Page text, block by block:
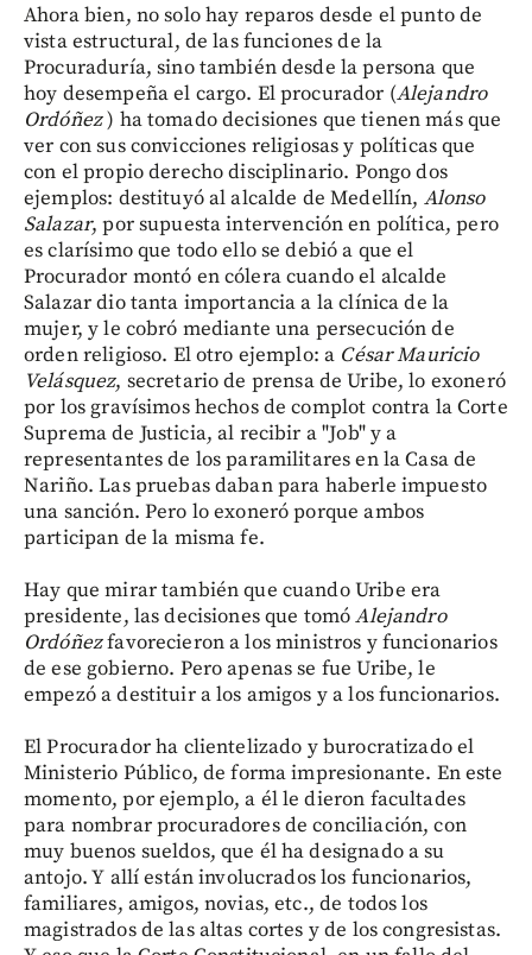
Ahora bien, no solo hay reparos desde el punto de
vista estructural, de las funciones de la
Procuraduría, sino también desde la persona que
hoy desempeña el cargo. El procurador (Alejandro
Ordóñez) ha tomado decisiones que tienen más que
ver con sus convicciones religiosas y políticas que
con el propio derecho disciplinario. Pongo dos
ejemplos: destituyó al alcalde de Medellín, Alonso
Salazar, por supuesta intervención en política, pero
es clarísimo que todo ello se debió a que el
Procurador montó en cólera cuando el alcalde
Salazar dio tanta importancia a la clínica de la
mujer, y le cobró mediante una persecución de
orden religioso. El otro ejemplo: a César Mauricio
Velásquez, secretario de prensa de Uribe, lo exoneró
por los gravísimos hechos de complot contra la Corte
Suprema de Justicia, al recibir a "Job" y a
representantes de los paramilitares en la Casa de
Nariño. Las pruebas daban para haberle impuesto
una sanción. Pero lo exoneró porque ambos
participan de la misma fe.
Hay que mirar también que cuando Uribe era
presidente, las decisiones que tomóAlejandro
Ordóñezfavorecieron a los ministros y funcionarios
de ese gobierno. Pero apenas se fue Uribe, le
empezó a destituir a los amigos y a los funcionarios.
El Procurador ha clientelizado y burocratizado el
Ministerio Público, de forma impresionante. En este
momento, por ejemplo, a él le dieron facultades
para nombrar procuradores de conciliación, con
muy buenos sueldos, que él ha designado a su
antojo. Y allí están involucrados los funcionarios,
familiares, amigos, novias, etc., de todos los
magistrados de las altas cortes y de los congresistas.